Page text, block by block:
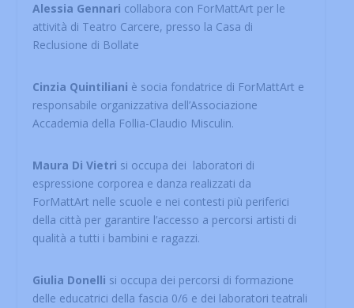
Alessia Gennari collabora con ForMattArt per le
attività di Teatro Carcere, presso la Casa di
Reclusione di Bollate
Cinzia Quintiliani è socia fondatrice di ForMattArt e
responsabile organizzativa dell’Associazione
Accademia della Follia-Claudio Misculin.
Maura Di Vietri si occupa dei laboratori di
espressione corporea e danza realizzati da
ForMattArt nelle scuole e nei contesti più periferici
della città per garantire l’accesso a percorsi artisti di
qualità a tutti i bambini e ragazzi.
Giulia Donelli si occupa dei percorsi di formazione
delle educatrici della fascia 0/6 e dei laboratori teatrali